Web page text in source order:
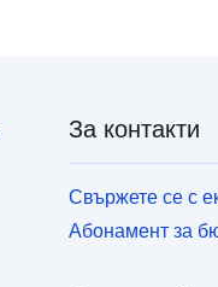
За контакти
Свържете се с
Абонамент за